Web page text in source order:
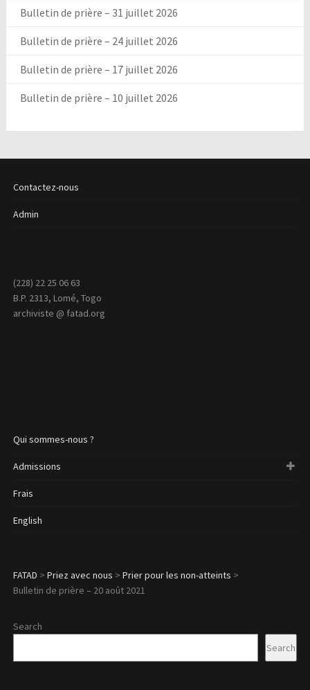
Bulletin de prière – 31 juillet 2026
Bulletin de prière – 24 juillet 2026
Bulletin de prière – 17 juillet 2026
Bulletin de prière – 10 juillet 2026
Contactez-nous
Admin
(228) 22 25 06 63
B.P. 2313, Lomé, Togo
archiviste @ fatad.org
Qui sommes-nous ?
Admissions
Frais
English
FATAD > Priez avec nous > Prier pour les non-atteints >
Bulletin de prière – 20 août 2021
Search
Search